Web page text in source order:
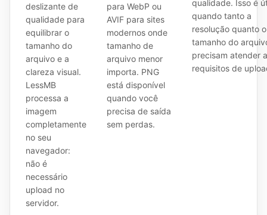
deslizante de
qualidade para
equilibrar o
tamanho do
arquivo e a
clareza visual.
LessMB
processa a
imagem
completamente
no seu
navegador:
não é
necessário
upload no
servidor.
para WebP ou
AVIF para sites
modernos onde
tamanho de
arquivo menor
importa. PNG
está disponível
quando você
precisa de saída
sem perdas.
qualidade. Isso é
quando tanto a
resolução quanto o
tamanho do
precisam atender
requisitos de